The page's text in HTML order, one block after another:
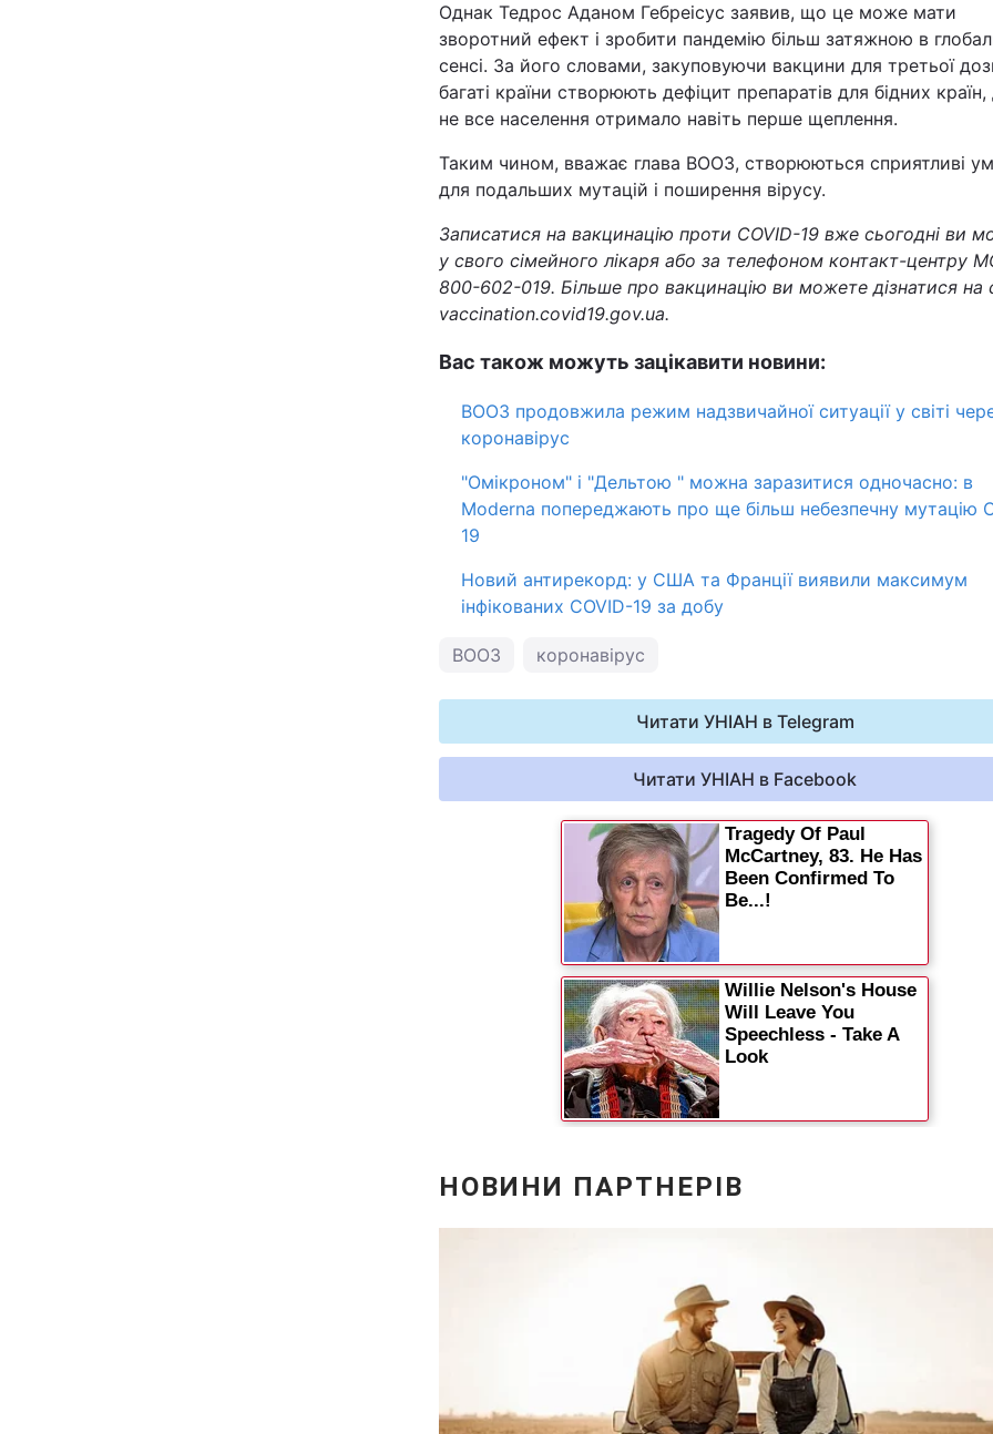
Однак Тедрос Аданом Гебреісус заявив, що це може мати
зворотний ефект і зробити пандемію більш затяжною в
сенсі. За його словами, закуповуючи вакцини для третьої
багаті країни створюють дефіцит препаратів для бідних
не все населення отримало навіть перше щеплення.
Таким чином, вважає глава ВООЗ, створюються сприятливі
для подальших мутацій і поширення вірусу.
Записатися на вакцинацію проти COVID-19 вже сьогодні ви
у свого сімейного лікаря або за телефоном контакт-центру
800-602-019. Більше про вакцинацію ви можете дізнатися на
vaccination.covid19.gov.ua.
Вас також можуть зацікавити новини:
ВООЗ продовжила режим надзвичайної ситуації у світі
коронавірус
"Омікроном" і "Дельтою " можна заразитися одночасно: в
Moderna попереджають про ще більш небезпечну мутацію
19
Новий антирекорд: у США та Франції виявили максимум
інфікованих COVID-19 за добу
ВООЗ коронавірус
Читати УНІАН в Telegram
Читати УНІАН в Facebook